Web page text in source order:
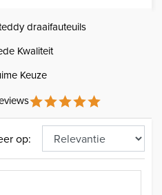
draaifauteuils
Kwaliteit
Keuze
op: